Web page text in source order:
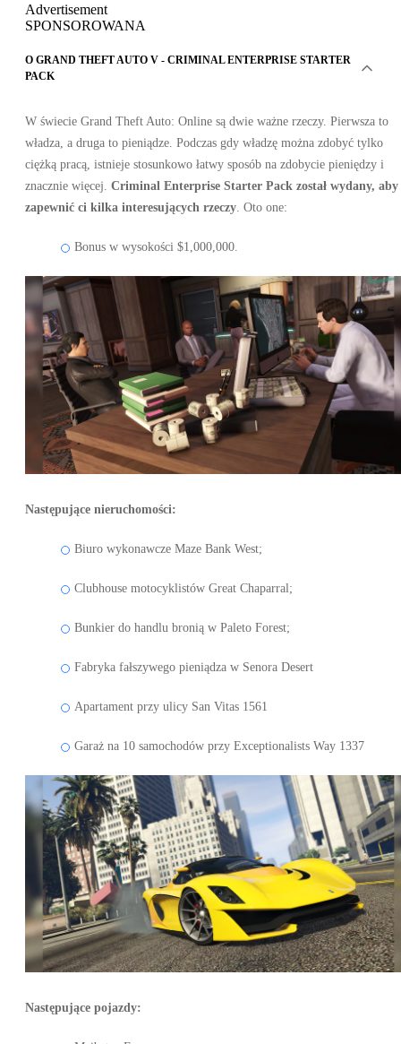
Advertisement
SPONSOROWANA
O GRAND THEFT AUTO V - CRIMINAL ENTERPRISE STARTER
PACK
W świecie Grand Theft Auto: Online są dwie ważne rzeczy. Pierwsza to
władza, a druga to pieniądze. Podczas gdy władzę można zdobyć tylko
ciężką pracą, istnieje stosunkowo łatwy sposób na zdobycie pieniędzy i
znacznie więcej. Criminal Enterprise Starter Pack został wydany, aby
zapewnić ci kilka interesujących rzeczy . Oto one:
Bonus w wysokości $1,000,000.
Następujące nieruchomości:
Biuro wykonawcze Maze Bank West;
Clubhouse motocyklistów Great Chaparral;
Bunkier do handlu bronią w Paleto Forest;
Fabryka fałszywego pieniądza w Senora Desert
Apartament przy ulicy San Vitas 1561
Garaż na 10 samochodów przy Exceptionalists Way 1337
Następujące pojazdy: